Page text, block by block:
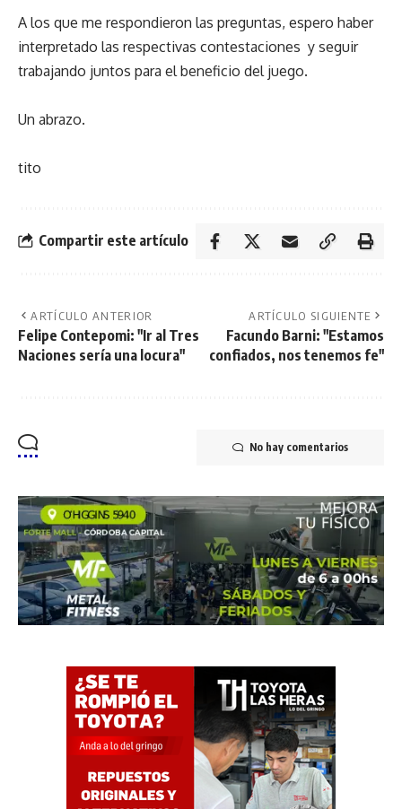
A los que me respondieron las preguntas, espero haber
interpretado las respectivas contestaciones y seguir
trabajando juntos para el beneficio del juego.
Un abrazo.
tito
Compartir este artículo
ARTÍCULO ANTERIOR
Felipe Contepomi: "Ir al Tres
Naciones sería una locura"
ARTÍCULO SIGUIENTE
Facundo Barni: "Estamos
confiados, nos tenemos fe"
No hay comentarios